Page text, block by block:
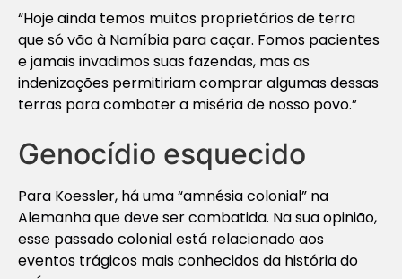
“Hoje ainda temos muitos proprietários de terra
que só vão à Namíbia para caçar. Fomos pacientes
e jamais invadimos suas fazendas, mas as
indenizações permitiriam comprar algumas dessas
terras para combater a miséria de nosso povo.”
Genocídio esquecido
Para Koessler, há uma “amnésia colonial” na
Alemanha que deve ser combatida. Na sua opinião,
esse passado colonial está relacionado aos
eventos trágicos mais conhecidos da história do